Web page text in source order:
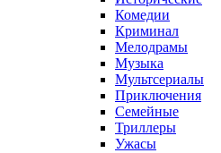
Комедии
Криминал
Мелодрамы
Музыка
Мультсериалы
Приключения
Семейные
Триллеры
Ужасы